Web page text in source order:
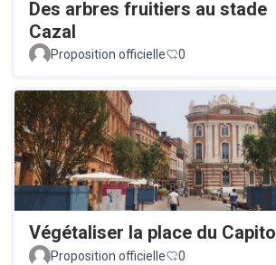
Des arbres fruitiers au stade
Cazal
Proposition officielle 0
Végétaliser la place du
Proposition officielle
0